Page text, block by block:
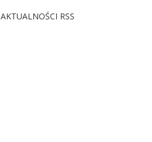
AKTUALNOŚCI RSS